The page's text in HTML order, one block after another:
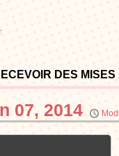
DES MISES
07, 2014